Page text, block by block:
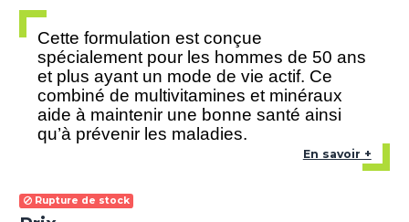
Cette formulation est conçue
spécialement pour les hommes de 50 ans
et plus ayant un mode de vie actif. Ce
combiné de multivitamines et minéraux
aide à maintenir une bonne santé ainsi
qu’à prévenir les maladies.
En savoir +
Rupture de stock